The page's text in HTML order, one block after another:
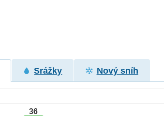
Srážky Nový sníh
36